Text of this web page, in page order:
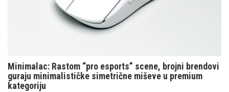
Minimalac: Rastom “pro esports” scene, brojni brendovi
guraju minimalističke simetrične miševe u premium
kategoriju